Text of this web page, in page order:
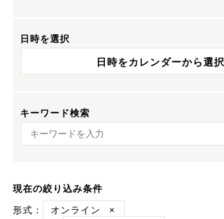
日時を選択
日時をカレンダーから選択
キーワード検索
キーワード検索
現在の絞り込み条件
形式：
オンライン
×